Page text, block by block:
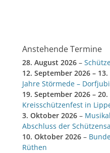
Anstehende Termine
28. August 2026 –
12. September 2026 –
Jahre Störmede –
19. September 2026 –
Kreisschützenfest in
3. Oktober 2026 –
Abschluss der
10. Oktober 2026 –
Rüthen